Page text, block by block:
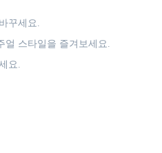
꾸세요.
얼 스타일을 즐겨보세요.
요.